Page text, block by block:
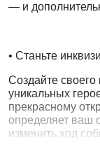
— и
• Станьте
Создайте своего
уникальных
прекрасному
определяет ваш
изменить ход